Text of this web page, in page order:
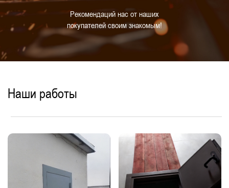
Рекомендаций нас от наших
покупателей своим знакомым!
Наши работы